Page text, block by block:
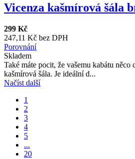
Vicenza kašmírová šála
299 Kč
247,11 Kč bez DPH
Porovnání
Skladem
Také máte pocit, že vašemu kabátu něco
kašmírová šála. Je ideální d...
Načíst další
1
2
3
4
5
...
20